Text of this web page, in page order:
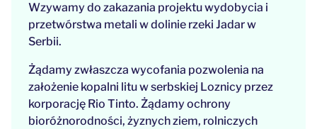
Wzywamy do zakazania projektu wydobycia i
przetwórstwa metali w dolinie rzeki Jadar w
Serbii.
Żądamy zwłaszcza wycofania pozwolenia na
założenie kopalni litu w serbskiej Loznicy przez
korporację Rio Tinto. Żądamy ochrony
bioróżnorodności, żyznych ziem, rolniczych